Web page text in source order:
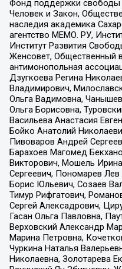
Фонд поддержки свободы
Человек и Закон,
наследия академика
агентство МЕМО. РУ,
Институт Развития
Женсовет, Общественный
антимонопольная
Дзугкоева Регина
Владимирович,
Ольга Вадимовна,
Ольга Борисовна,
Васильева Анастасия
Бойко Анатолий
Пивоваров Андрей
Барахоев Магомед
Викторович, Мошель
Сергеевич, Пономарев
Борис Юльевич, Созаев
Тимур Рифгатович,
Сергей Алексадрович,
Гасан Ольга Павловна,
Верховский Александр
Марина Петровна,
Чуркина Наталья
Николаевна, Золотарева